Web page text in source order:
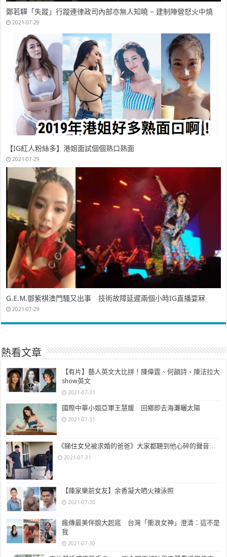
鄭若驊「失蹤」行蹤連律政司內部亦無人知曉 – 建制陣營怒火中燒
2021-07-29
【IG紅人粉絲多】港姐面試個個熟口熟面
2021-07-29
G.E.M.鄧紫棋澳門騷又出事 技術故障延遲兩個小時IG直播耍冧
2021-07-29
熱看文章
【有片】藝人英文大比拼！陳偉霆、何韻詩、陳法拉大
show英文
2021-07-31
國際中華小姐亞軍王慧媛 回鄉即去海灘曬太陽
2021-07-31
《睇住女兒被求婚的爸爸》大家都聽到他心碎的聲音…
2021-07-31
【陳家樂前女友】余香凝大晒火辣泳照
2021-07-30
瘋傳最美伴娘大起底 台灣「衝浪女神」澄清：這不是
我
2021-07-30